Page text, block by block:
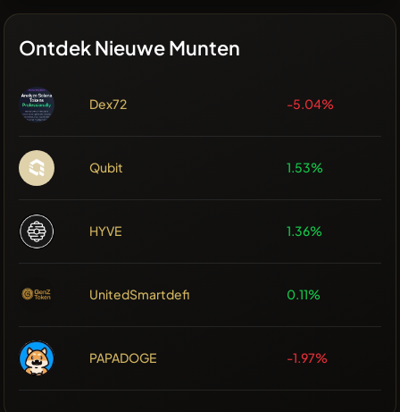
Ontdek Nieuwe Munten
Dex72 -5.04%
Qubit 1.53%
HYVE 1.36%
UnitedSmartdefi 0.11%
PAPADOGE -1.97%